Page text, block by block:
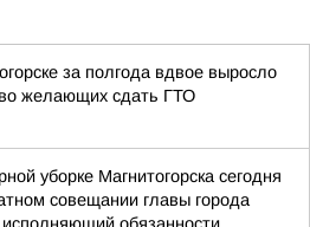
за полгода вдвое выросло
желающих сдать ГТО
уборке Магнитогорска сегодня
совещании главы города